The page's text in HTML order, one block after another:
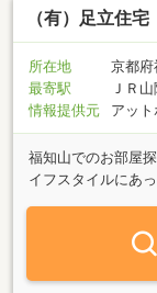
（有）足立住宅
所在地
京都府
最寄駅
ＪＲ
情報提供元
アット
福知山でのお部
イフスタイルにあ